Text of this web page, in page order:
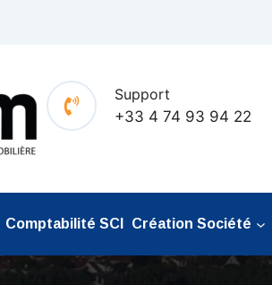
Support
+33 4 74 93 94 22
Comptabilité SCI Création Société